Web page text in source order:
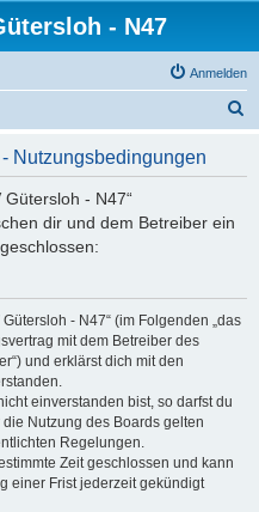
- N47
Anmelden
Nutzungsbedingungen
- N47“
dir und dem Betreiber ein
- N47“ (im Folgenden „das
mit dem Betreiber des
und erklärst dich mit den
einverstanden bist, so darfst du
Nutzung des Boards gelten
Regelungen.
Zeit geschlossen und kann
einer Frist jederzeit gekündigt